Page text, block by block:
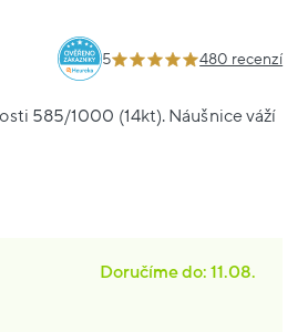
5 480 recenzí
585/1000 (14kt). Náušnice váží
Doručíme do: 11.08.